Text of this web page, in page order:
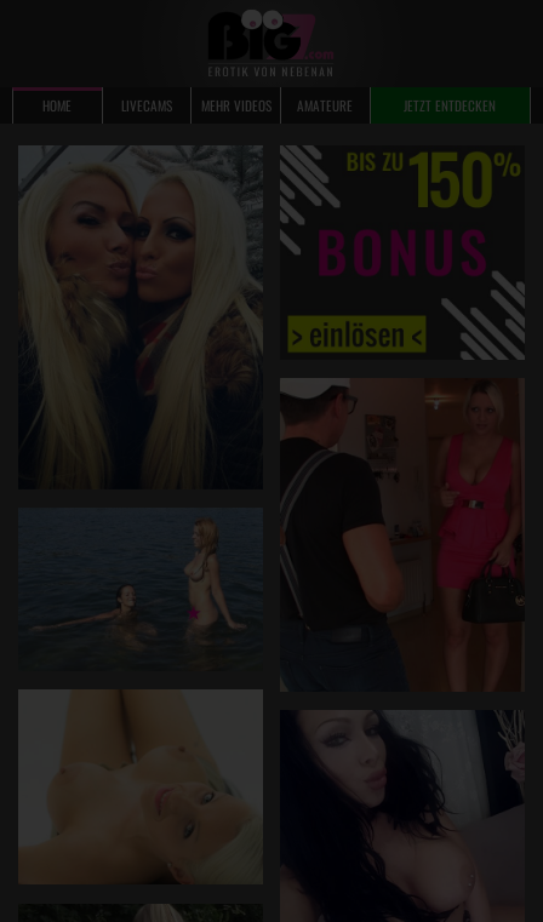
HOME LIVECAMS MEHR VIDEOS AMATEURE JETZT ENTDECKEN